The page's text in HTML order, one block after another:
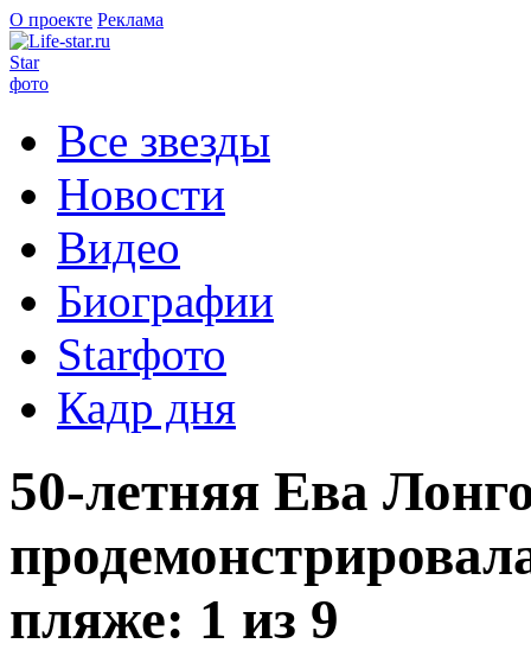
О проекте Реклама
Star
фото
Все звезды
Новости
Видео
Биографии
Starфото
Кадр дня
50-летняя Ева
пляже: 1 из 9